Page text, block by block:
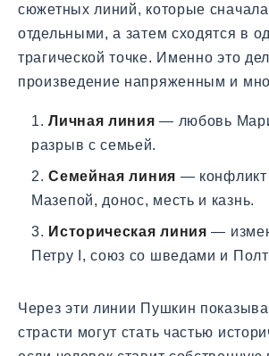
сюжетных линий, которые сначала
отдельными, а затем сходятся в
трагической точке. Именно это
произведение напряженным и
Личная линия — любовь
разрыв с семьей.
Семейная линия — конфликт
Мазепой, донос, месть и казнь.
Историческая линия —
Петру I, союз со шведами и
Через эти линии Пушкин
страсти могут стать частью